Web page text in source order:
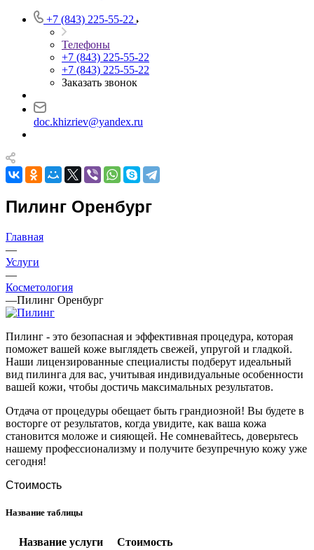
+7 (843) 225-55-22
Телефоны
+7 (843) 225-55-22
+7 (843) 225-55-22
Заказать звонок
doc.khizriev@yandex.ru
Пилинг Оренбург
Главная
—
Услуги
—
Косметология
—Пилинг Оренбург
Пилинг - это безопасная и эффективная процедура, которая
поможет вашей коже выглядеть свежей, упругой и гладкой.
Наши лицензированные специалисты подберут идеальный
вид пилинга для вас, учитывая индивидуальные особенности
вашей кожи, чтобы достичь максимальных результатов.
Отдача от процедуры обещает быть грандиозной! Вы будете в
восторге от результатов, когда увидите, как ваша кожа
становится моложе и сияющей. Не сомневайтесь, доверьтесь
нашему профессионализму и получите безупречную кожу уже
сегодня!
Стоимость
Название таблицы
Название услуги Стоимость